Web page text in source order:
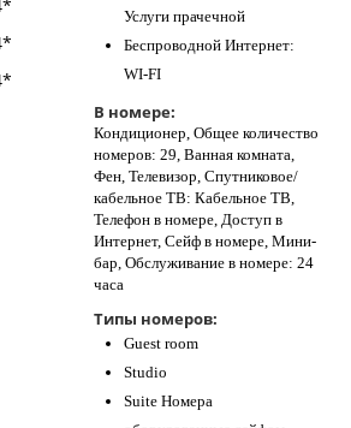
Услуги прачечной
Беспроводной Интернет:
WI-FI
В номере:
Кондиционер, Общее количество
номеров: 29, Ванная комната,
Фен, Телевизор, Спутниковое/
кабельное ТВ: Кабельное ТВ,
Телефон в номере, Доступ в
Интернет, Сейф в номере, Мини-
бар, Обслуживание в номере: 24
часа
Типы номеров:
Guest room
Studio
Suite Номера